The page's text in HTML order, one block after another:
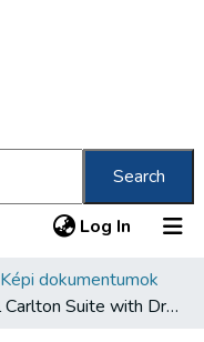
Search
Log In (current)
Képi dokumentumok
Hotel Carlton Suite with Drawing-Room style Barock = Appartement mit Barock Salon = Appartement avec Salon style Baroque = Appartemento con salone di stile Barocco